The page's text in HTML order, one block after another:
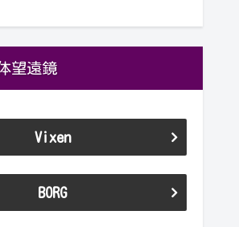
望遠鏡
Vixen
BORG